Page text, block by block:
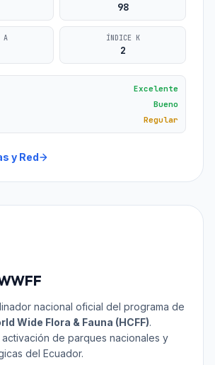
98
A ÍNDICE K
2
Excelente
Bueno
Regular
y Red
nacional oficial del programa de
Wide Flora & Fauna (HCFF).
activación de parques nacionales y
del Ecuador.